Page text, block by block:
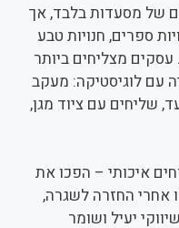
של מסעדות בלבד, אך
ספרים, חנויות טבע
מצליחים ביותר
עם לוגיסטיקה: מעקב
שליחים עם ציוד מגן,
איכותי – הפכו את
אחרי החזרה לשגרה,
יעיל ושומר